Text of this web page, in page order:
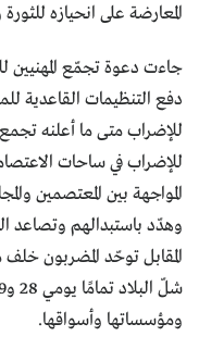
المعارضة على انحيازه
جاءت دعوة تجمّع المهنيين
دفع التنظيمات القاعدية
للإضراب متى ما أعلنه تجمع
للإضراب في ساحات
المواجهة بين المعتصمين
وهدّد باستبدالهم وتصاعد
المقابل توحّد المضربون
ومؤسساتها وأسواقها.